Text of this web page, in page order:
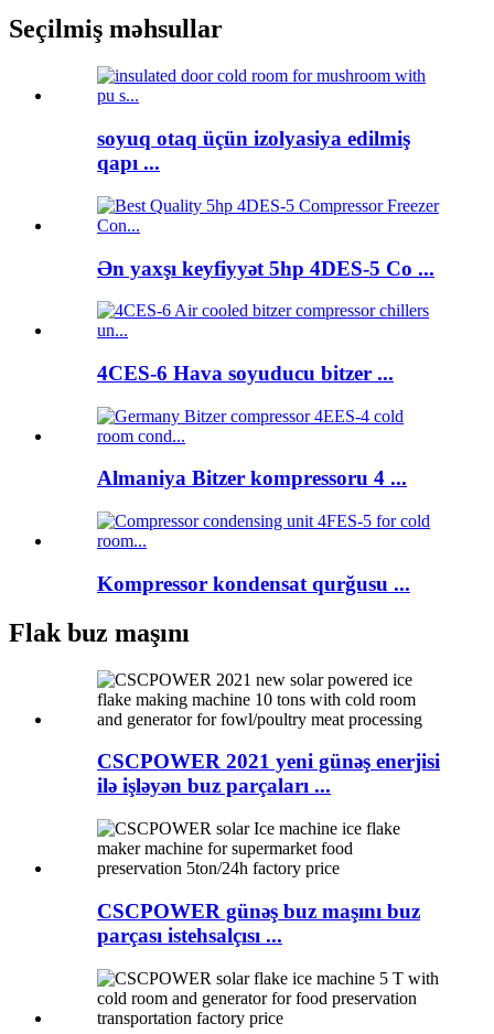
Seçilmiş məhsullar
soyuq otaq üçün izolyasiya edilmiş
qapı ...
Ən yaxşı keyfiyyət 5hp 4DES-5 Co ...
4CES-6 Hava soyuducu bitzer ...
Almaniya Bitzer kompressoru 4 ...
Kompressor kondensat qurğusu ...
Flak buz maşını
CSCPOWER 2021 yeni günəş enerjisi
ilə işləyən buz parçaları ...
CSCPOWER günəş buz maşını buz
parçası istehsalçısı ...